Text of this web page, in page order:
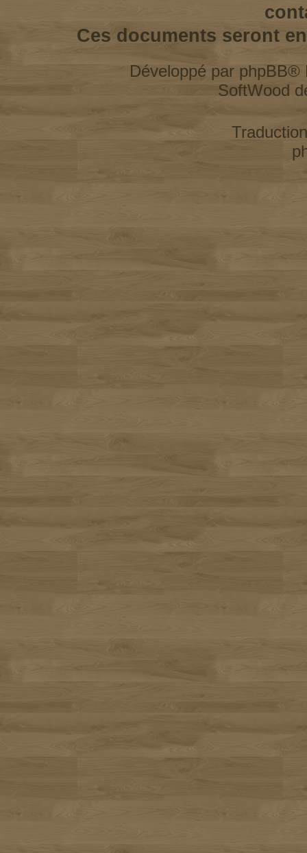
Ces documents seront
Développé par phpBB®
SoftWood